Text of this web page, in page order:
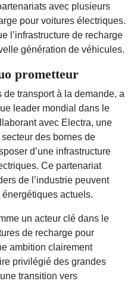
avec plusieurs
pour voitures électriques.
l’infrastructure de recharge
génération de véhicules.
prometteur
transport à la demande, a
leader mondial dans le
avec Electra, une
des bornes de
d’une infrastructure
Ce partenariat
de l’industrie peuvent
actuels.
un acteur clé dans le
de recharge pour
ambition clairement
privilégié des grandes
transition vers